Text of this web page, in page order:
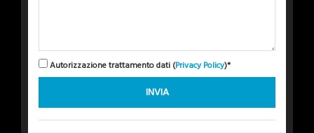
Autorizzazione trattamento dati (Privacy Policy)*